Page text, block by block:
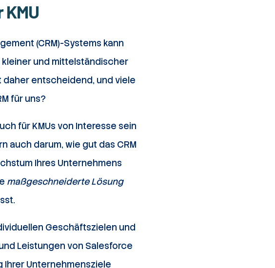
(CRM)-Systems kann
und mittelständischer
daher entscheidend, und viele
für uns?
für KMUs von Interesse sein
auch darum, wie gut das CRM
Ihres Unternehmens
maßgeschneiderte Lösung
Geschäftszielen und
Leistungen von Salesforce
Ihrer Unternehmensziele